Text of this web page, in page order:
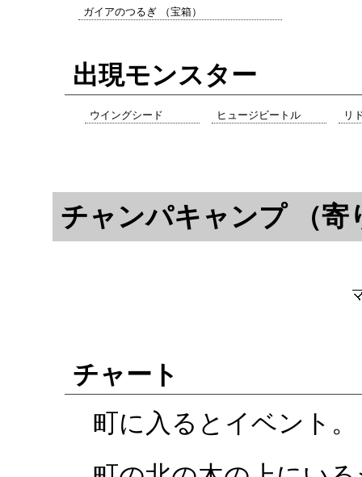
ガイアのつるぎ （宝箱）
出現モンスター
ウイングシード ヒュージビートル リ
チャンパキャンプ （寄
チャート
町に入るとイベント。